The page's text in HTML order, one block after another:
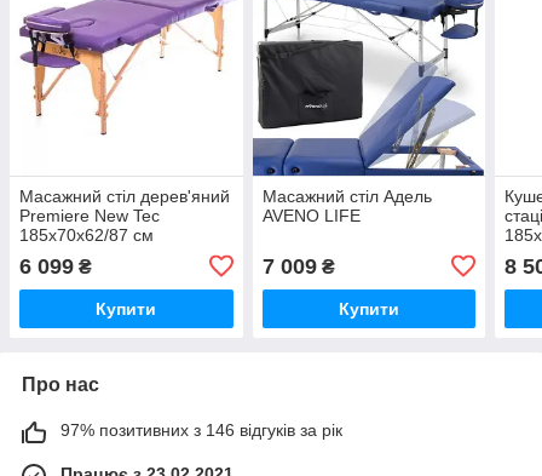
Масажний стіл дерев'яний
Premiere New Tec
185х70х62/87 см
Масажний стіл для салону
Професійний стіл для
масажу
6 099 ₴
Купити
Масажний стіл Адель
AVENO LIFE
7 009₴
Купити
8
Про нас
97% позитивних з 146 відгуків за рік